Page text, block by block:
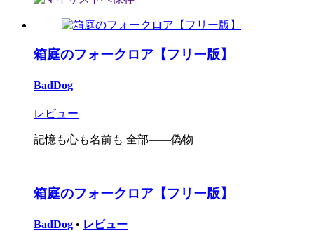
箱庭のフォークロア【フリー版】
BadDog
レビュー
記憶も心も名前も 全部――偽物
箱庭のフォークロア【フリー版】
BadDog • レビュー